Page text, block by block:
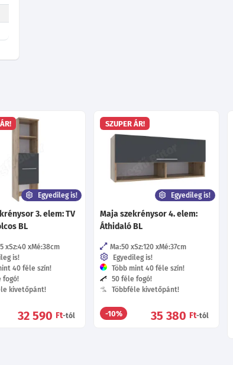
Egyedileg is!
3. elem: TV
BL
Sz:40 Mé:38cm
is!
40 féle szín!
fogó!
kivetőpánt!
32 590 Ft-tól
SZUPER ÁR!
Egyedileg is!
Maja szekrénysor 4. elem:
Áthidaló BL
Ma:50 Sz:120 Mé:37cm
Egyedileg is!
Több mint 40 féle szín!
50 féle fogó!
Többféle kivetőpánt!
-10% 35 380 Ft-tól